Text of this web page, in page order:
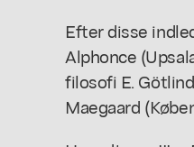
Efter disse
Alphonce
filosofi E.
Maegaard